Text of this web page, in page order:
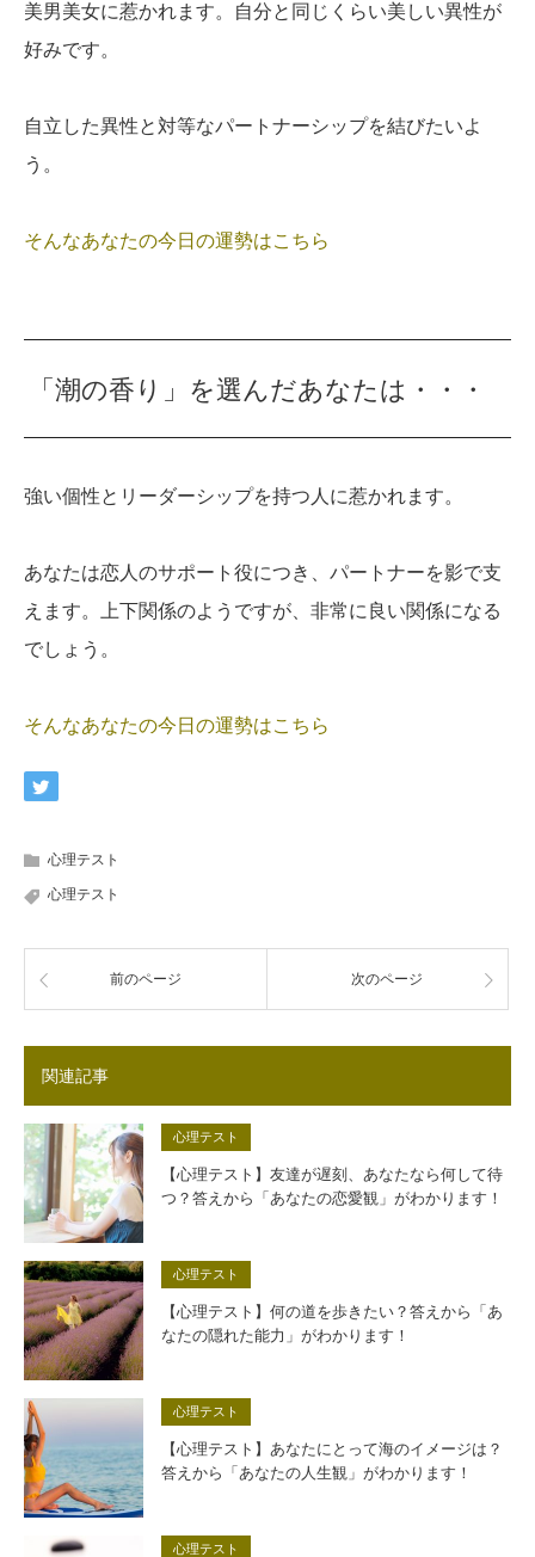
美男美女に惹かれます。自分と同じくらい美しい異性が
好みです。
自立した異性と対等なパートナーシップを結びたいよ
う。
そんなあなたの今日の運勢はこちら
「潮の香り」を選んだあなたは・・・
強い個性とリーダーシップを持つ人に惹かれます。
あなたは恋人のサポート役につき、パートナーを影で支
えます。上下関係のようですが、非常に良い関係になる
でしょう。
そんなあなたの今日の運勢はこちら
心理テスト
心理テスト
前のページ 次のページ
関連記事
心理テスト
【心理テスト】友達が遅刻、あなたなら何して待
つ？答えから「あなたの恋愛観」がわかります！
心理テスト
【心理テスト】何の道を歩きたい？答えから「あ
なたの隠れた能力」がわかります！
心理テスト
【心理テスト】あなたにとって海のイメージは？
答えから「あなたの人生観」がわかります！
心理テスト